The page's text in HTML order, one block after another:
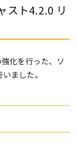
スト4.2.0 リ
化を行った、ソ
ました。